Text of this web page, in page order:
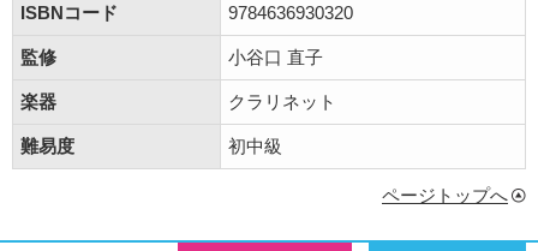
ISBNコード 9784636930320
監修 小谷口 直子
楽器 クラリネット
難易度 初中級
ページトップへ